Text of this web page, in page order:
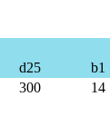
d25 b1
300 14